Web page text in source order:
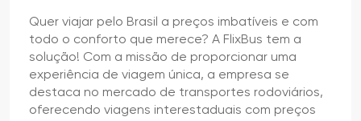
Quer viajar pelo Brasil a preços imbatíveis e com
todo o conforto que merece? A FlixBus tem a
solução! Com a missão de proporcionar uma
experiência de viagem única, a empresa se
destaca no mercado de transportes rodoviários,
oferecendo viagens interestaduais com preços